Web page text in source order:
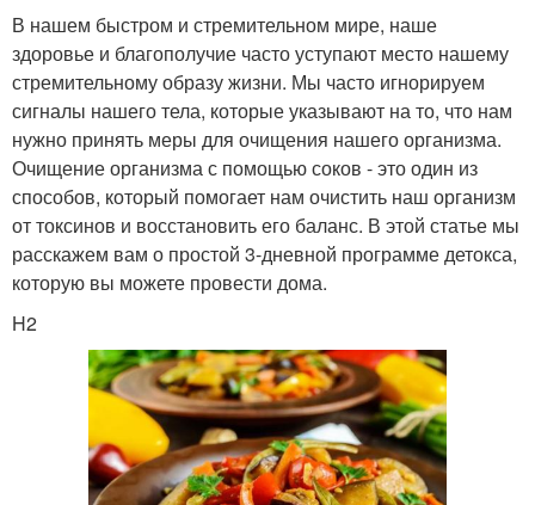
В нашем быстром и стремительном мире, наше
здоровье и благополучие часто уступают место нашему
стремительному образу жизни. Мы часто игнорируем
сигналы нашего тела, которые указывают на то, что нам
нужно принять меры для очищения нашего организма.
Очищение организма с помощью соков - это один из
способов, который помогает нам очистить наш организм
от токсинов и восстановить его баланс. В этой статье мы
расскажем вам о простой 3-дневной программе детокса,
которую вы можете провести дома.
H2